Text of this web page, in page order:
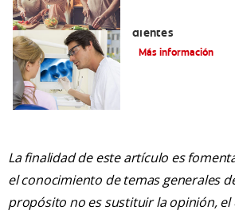
dientes
Más información
La finalidad de este artículo es
el conocimiento de temas generales
propósito no es sustituir la opinión, el